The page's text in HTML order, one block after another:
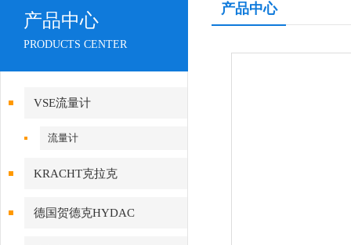
产品中心
PRODUCTS CENTER
VSE流量计
流量计
KRACHT克拉克
德国贺德克HYDAC
产品中心